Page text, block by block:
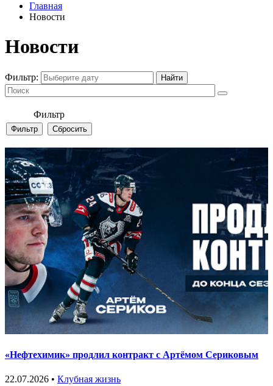
Главная
Новости
Новости
Фильтр:
Фильтр
«Нефтехимик» продлил контракт с Артёмом Сериковым
22.07.2026 • Клубная жизнь